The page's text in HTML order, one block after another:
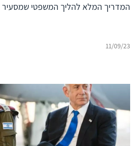
המדריך המלא להליך המשפטי
11/09/23